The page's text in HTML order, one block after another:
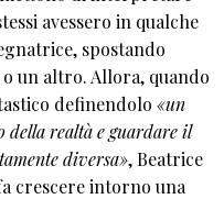
avessero in qualche
spostando
un altro. Allora, quando
definendolo «un
della realtà e guardare il
diversa», Beatrice
crescere intorno una